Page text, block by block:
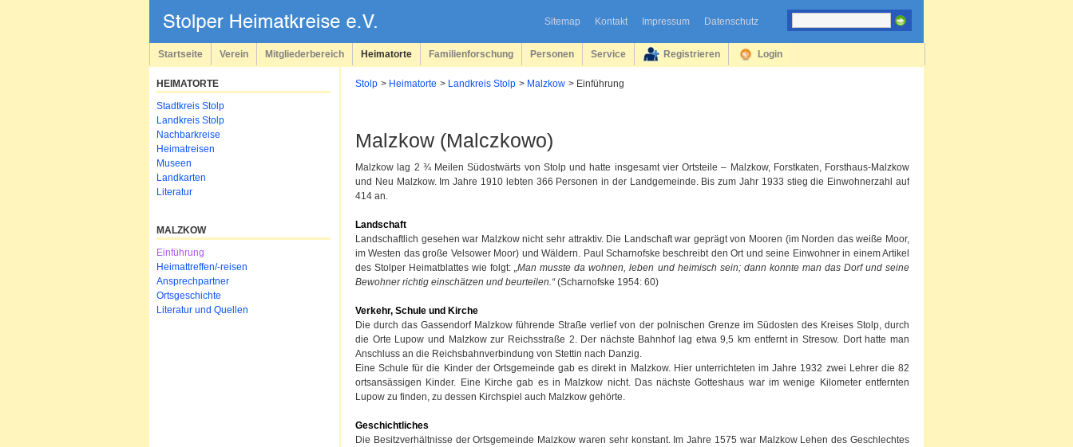
Sitemap Kontakt Impressum Datenschutz
überspringen
Startseite Verein Mitgliederbereich Heimatorte Familienforschung Personen Service Registrieren Login
Stolp Heimatorte Landkreis Stolp Malzkow Einführung
Malzkow (Malczkowo)
Malzkow lag 2 ¾ Meilen Südostwärts von Stolp und hatte insgesamt vier Ortsteile – Malzkow, Forstkaten, Forsthaus-Malzkow
und Neu Malzkow. Im Jahre 1910 lebten 366 Personen in der Landgemeinde. Bis zum Jahr 1933 stieg die Einwohnerzahl auf
414 an.
Landschaft
Landschaftlich gesehen war Malzkow nicht sehr attraktiv. Die Landschaft war geprägt von Mooren (im Norden das weiße Moor,
im Westen das große Velsower Moor) und Wäldern. Paul Scharnofske beschreibt den Ort und seine Einwohner in einem Artikel
des Stolper Heimatblattes wie folgt:„Man musste da wohnen, leben und heimisch sein; dann konnte man das Dorf und seine
Bewohner richtig einschätzen und beurteilen.“(Scharnofske 1954: 60)
Verkehr, Schule und Kirche
Die durch das Gassendorf Malzkow führende Straße verlief von der polnischen Grenze im Südosten des Kreises Stolp, durch
die Orte Lupow und Malzkow zur Reichsstraße 2. Der nächste Bahnhof lag etwa 9,5 km entfernt in Stresow. Dort hatte man
Anschluss an die Reichsbahnverbindung von Stettin nach Danzig.
Eine Schule für die Kinder der Ortsgemeinde gab es direkt in Malzkow. Hier unterrichteten im Jahre 1932 zwei Lehrer die 82
ortsansässigen Kinder. Eine Kirche gab es in Malzkow nicht. Das nächste Gotteshaus war im wenige Kilometer entfernten
Lupow zu finden, zu dessen Kirchspiel auch Malzkow gehörte.
Geschichtliches
Die Besitzverhältnisse der Ortsgemeinde Malzkow waren sehr konstant. Im Jahre 1575 war Malzkow Lehen des Geschlechtes
HEIMATORTE
Navigation
überspringen
Stadtkreis Stolp
Landkreis Stolp
Nachbarkreise
Heimatreisen
Museen
Landkarten
Literatur
MALZKOW
Navigation
überspringen
Einführung
Heimattreffen/-reisen
Ansprechpartner
Ortsgeschichte
Literatur und Quellen